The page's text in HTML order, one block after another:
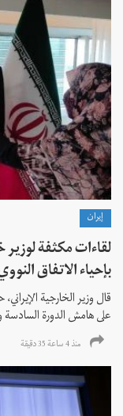
إيران
لقاءات مكثفة
بإحياء الاتفاق
قال وزير الخارجية
على هامش الدورة السادسة
منذ 4 ساعة 35 دقیقة